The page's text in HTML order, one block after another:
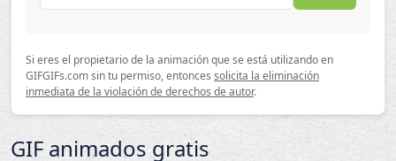
Si eres el propietario de la animación que se está utilizando en
GIFGIFs.com sin tu permiso, entonces solicita la eliminación
inmediata de la violación de derechos de autor.
GIF animados gratis